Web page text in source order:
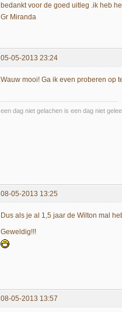
bedankt voor de goed uitleg .ik heb
Gr Miranda
05-05-2013 23:24
Wauw mooi! Ga ik even proberen op
een dag niet gelachen is een dag niet
08-05-2013 13:25
Dus als je al 1,5 jaar de Wilton mal
Geweldig!!!
08-05-2013 13:57